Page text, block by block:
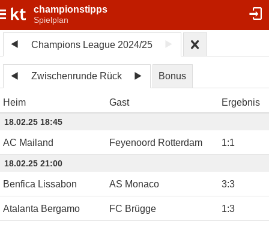
championstipps
Spielplan
Champions League 2024/25
Zwischenrunde Rück Bonus
Heim Gast Ergebnis
18.02.25 18:45
AC Mailand Feyenoord Rotterdam 1:1
18.02.25 21:00
Benfica Lissabon AS Monaco 3:3
Atalanta Bergamo FC Brügge 1:3